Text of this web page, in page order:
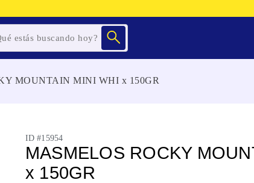
MOUNTAIN MINI WHI x 150GR
ID #15954
MASMELOS ROCKY
x 150GR